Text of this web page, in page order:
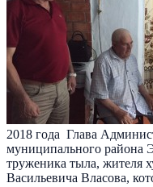
2018 года Глава
муниципального района
труженика тыла, жителя
Васильевича Власова,